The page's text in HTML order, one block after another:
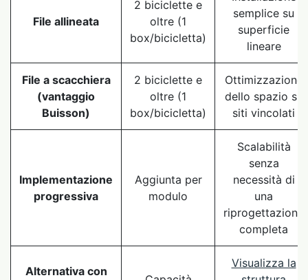
File allineata
2 biciclette e
oltre (1
box/bicicletta)
semplice su
superficie
lineare
File a scacchiera
(vantaggio
Buisson)
2 biciclette e
oltre (1
box/bicicletta)
Ottimizzazione
dello spazio su
siti vincolati
Implementazione
progressiva
Aggiunta per
modulo
Scalabilità
senza
necessità di
una
riprogettazione
completa
Alternativa con
Visualizza la